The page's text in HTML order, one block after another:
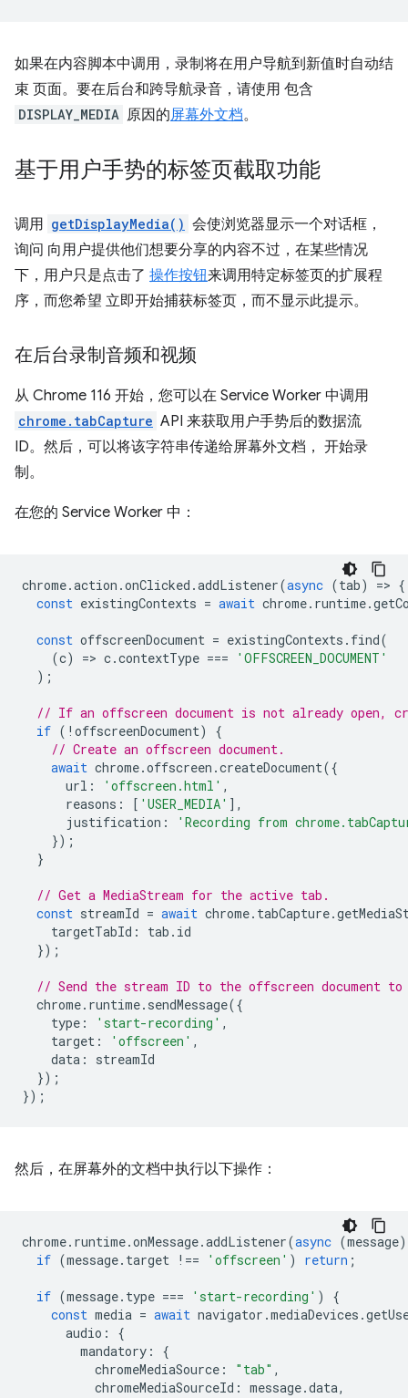
如果在内容脚本中调用，录制将在用户导航到新值时自动结
束 页面。要在后台和跨导航录音，请使用 包含
DISPLAY_MEDIA 原因的屏幕外文档。
基于用户手势的标签页截取功能
调用 getDisplayMedia() 会使浏览器显示一个对话框，
询问 向用户提供他们想要分享的内容不过，在某些情况
下，用户只是点击了 操作按钮来调用特定标签页的扩展程
序，而您希望 立即开始捕获标签页，而不显示此提示。
在后台录制音频和视频
从 Chrome 116 开始，您可以在 Service Worker 中调用
chrome.tabCapture API 来获取用户手势后的数据流
ID。然后，可以将该字符串传递给屏幕外文档， 开始录
制。
在您的 Service Worker 中：
chrome.action .onClicked .addListener(async (tab) => {
const existingContexts = await chrome. runtime.
const offscreenDocument = existingContexts . find(
(c) => c.contextType ===
'OFFSCREEN_DOCUMENT'
);
// If an offscreen document is not already open,
if ( ! offscreenDocument)
{
// Create an offscreen document.
await chrome.offscreen .createDocument({
url : 'offscreen.html' ,
reasons : [ 'USER_MEDIA' ],
justification :
'Recording from
});
}
// Get a MediaStream for the active tab.
const streamId = await chrome. tabCapture.
targetTabId : tab . id
});
// Send the stream ID to the offscreen document
chrome. runtime. sendMessage({
type : 'start-recording' ,
target : 'offscreen' ,
data :
streamId
});
});
然后，在屏幕外的文档中执行以下操作：
chrome. runtime.onMessage.addListener(async (message)
if (message. target !== 'offscreen' ) return ;
if (message. type === 'start-recording' )
{
const media = await navigator .mediaDevices .
audio :
{
mandatory :
{
chromeMediaSource : "tab" ,
chromeMediaSourceId : message.data,